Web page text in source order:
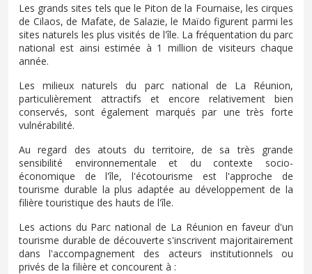
Les grands sites tels que le Piton de la Fournaise, les cirques
de Cilaos, de Mafate, de Salazie, le Maïdo figurent parmi les
sites naturels les plus visités de l'île. La fréquentation du parc
national est ainsi estimée à 1 million de visiteurs chaque
année.
Les milieux naturels du parc national de La Réunion,
particulièrement attractifs et encore relativement bien
conservés, sont également marqués par une très forte
vulnérabilité.
Au regard des atouts du territoire, de sa très grande
sensibilité environnementale et du contexte socio-
économique de l'île, l'écotourisme est l'approche de
tourisme durable la plus adaptée au développement de la
filière touristique des hauts de l'île.
Les actions du Parc national de La Réunion en faveur d'un
tourisme durable de découverte s'inscrivent majoritairement
dans l'accompagnement des acteurs institutionnels ou
privés de la filière et concourent à :